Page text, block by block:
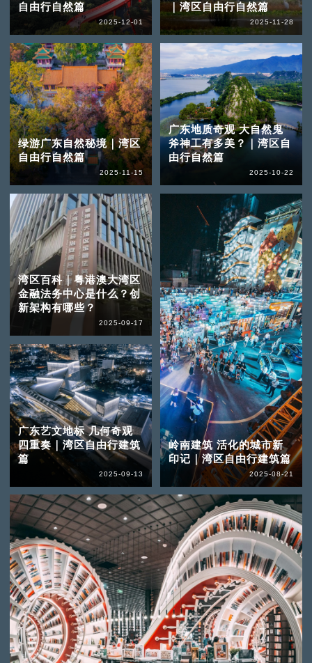
自由行自然篇
2025-12-01
｜湾区自由行自然篇
2025-11-28
绿游广东自然秘境｜湾区
自由行自然篇
2025-11-15
广东地质奇观 大自然鬼
斧神工有多美？｜湾区自
由行自然篇
2025-10-22
湾区百科｜粤港澳大湾区
金融法务中心是什么？创
新架构有哪些？
2025-09-17
广东艺文地标 几何奇观
四重奏｜湾区自由行建筑
篇
2025-09-13
岭南建筑 活化的城市新
印记｜湾区自由行建筑篇
2025-08-21